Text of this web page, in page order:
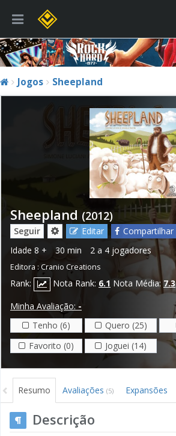
Jogos Sheepland
Sheepland (2012)
Seguir Editar
Compartilhar
Idade 8 + 30 min 2 a 4 jogadores
Editora : Cranio Creations
Rank: Nota Rank: 6.1 Nota Média: 7.3
Minha Avaliação: -
Tenho (6)
Quero (25)
Favorito (0)
Joguei (14)
Resumo Avaliações (5) Expansões
Descrição